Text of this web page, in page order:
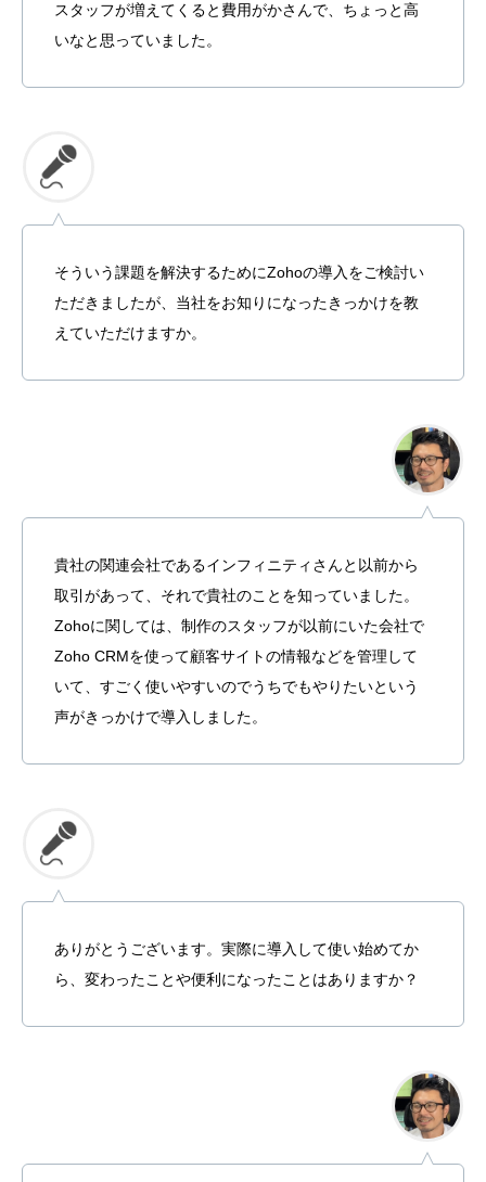
スタッフが増えてくると費用がかさんで、ちょっと高
いなと思っていました。
そういう課題を解決するためにZohoの導入をご検討い
ただきましたが、当社をお知りになったきっかけを教
えていただけますか。
貴社の関連会社であるインフィニティさんと以前から
取引があって、それで貴社のことを知っていました。
Zohoに関しては、制作のスタッフが以前にいた会社で
Zoho CRMを使って顧客サイトの情報などを管理して
いて、すごく使いやすいのでうちでもやりたいという
声がきっかけで導入しました。
ありがとうございます。実際に導入して使い始めてか
ら、変わったことや便利になったことはありますか？